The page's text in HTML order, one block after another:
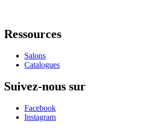
Ressources
Salons
Catalogues
Suivez-nous sur
Facebook
Instagram